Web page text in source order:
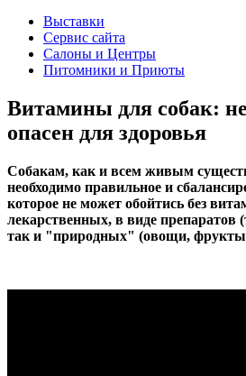
Выставки
Сервис сайта
Салоны и Центры
Питомники и Приюты
Витамины для собак:
опасен для здоровья
Собакам, как и всем живым
необходимо правильное и
которое не может обойтись без
лекарственных, в виде препаратов
так и "природных" (овощи, фрукты